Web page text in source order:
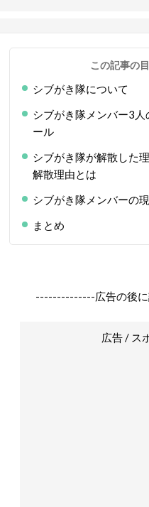
この記事の
シブがき隊について
シブがき隊メンバー3
ール
シブがき隊が解散した
解散理由とは
シブがき隊メンバーの
まとめ
--------------広告の後
広告 / ス